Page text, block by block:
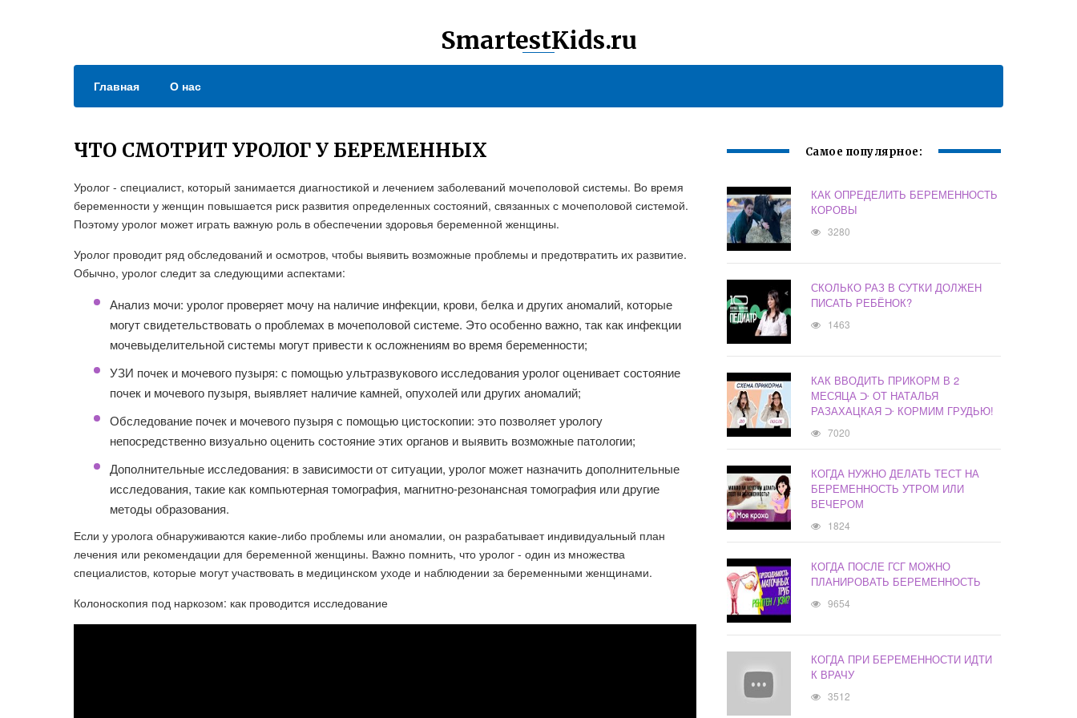
SmartestKids.ru
Главная О нас
ЧТО СМОТРИТ УРОЛОГ У БЕРЕМЕННЫХ
Уролог - специалист, который занимается диагностикой и лечением заболеваний мочеполовой системы. Во время
беременности у женщин повышается риск развития определенных состояний, связанных с мочеполовой системой.
Поэтому уролог может играть важную роль в обеспечении здоровья беременной женщины.
Уролог проводит ряд обследований и осмотров, чтобы выявить возможные проблемы и предотвратить их развитие.
Обычно, уролог следит за следующими аспектами:
Анализ мочи: уролог проверяет мочу на наличие инфекции, крови, белка и других аномалий, которые
могут свидетельствовать о проблемах в мочеполовой системе. Это особенно важно, так как инфекции
мочевыделительной системы могут привести к осложнениям во время беременности;
УЗИ почек и мочевого пузыря: с помощью ультразвукового исследования уролог оценивает состояние
почек и мочевого пузыря, выявляет наличие камней, опухолей или других аномалий;
Обследование почек и мочевого пузыря с помощью цистоскопии: это позволяет урологу
непосредственно визуально оценить состояние этих органов и выявить возможные патологии;
Дополнительные исследования: в зависимости от ситуации, уролог может назначить дополнительные
исследования, такие как компьютерная томография, магнитно-резонансная томография или другие
методы образования.
Если у уролога обнаруживаются какие-либо проблемы или аномалии, он разрабатывает индивидуальный план
лечения или рекомендации для беременной женщины. Важно помнить, что уролог - один из множества
специалистов, которые могут участвовать в медицинском уходе и наблюдении за беременными женщинами.
Колоноскопия под наркозом: как проводится исследование
Самое популярное:
КАК ОПРЕДЕЛИТЬ БЕРЕМЕННОСТЬ
КОРОВЫ
3280
СКОЛЬКО РАЗ В СУТКИ ДОЛЖЕН
ПИСАТЬ РЕБЁНОК?
1463
КАК ВВОДИТЬ ПРИКОРМ В 2
МЕСЯЦА ᑞ ОТ НАТАЛЬЯ
РАЗАХАЦКАЯ ᑞ КОРМИМ ГРУДЬЮ!
7020
КОГДА НУЖНО ДЕЛАТЬ ТЕСТ НА
БЕРЕМЕННОСТЬ УТРОМ ИЛИ
ВЕЧЕРОМ
1824
КОГДА ПОСЛЕ ГСГ МОЖНО
ПЛАНИРОВАТЬ БЕРЕМЕННОСТЬ
9654
КОГДА ПРИ БЕРЕМЕННОСТИ ИДТИ
К ВРАЧУ
3512